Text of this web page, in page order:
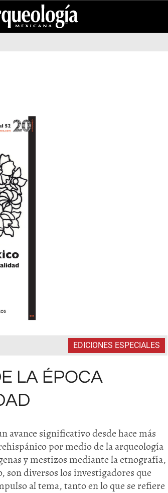
EDICIONES ESPECIALES
LA ÉPOCA
avance significativo desde hace más
por medio de la arqueología
y mestizos mediante la etnografía,
diversos los investigadores que
al tema, tanto en lo que se refiere